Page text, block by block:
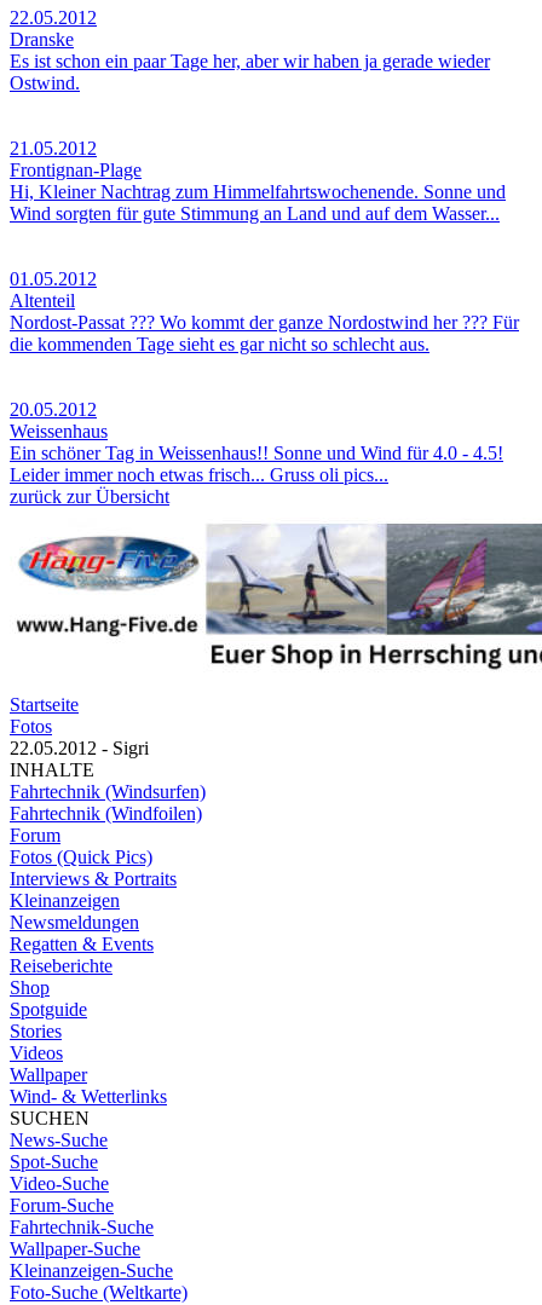
22.05.2012
Dranske
Es ist schon ein paar Tage her, aber wir haben ja gerade wieder
Ostwind.
21.05.2012
Frontignan-Plage
Hi, Kleiner Nachtrag zum Himmelfahrtswochenende. Sonne und
Wind sorgten für gute Stimmung an Land und auf dem Wasser...
01.05.2012
Altenteil
Nordost-Passat ??? Wo kommt der ganze Nordostwind her ??? Für
die kommenden Tage sieht es gar nicht so schlecht aus.
20.05.2012
Weissenhaus
Ein schöner Tag in Weissenhaus!! Sonne und Wind für 4.0 - 4.5!
Leider immer noch etwas frisch... Gruss oli pics...
zurück zur Übersicht
Startseite
Fotos
22.05.2012 - Sigri
INHALTE
Fahrtechnik (Windsurfen)
Fahrtechnik (Windfoilen)
Forum
Fotos (Quick Pics)
Interviews & Portraits
Kleinanzeigen
Newsmeldungen
Regatten & Events
Reiseberichte
Shop
Spotguide
Stories
Videos
Wallpaper
Wind- & Wetterlinks
SUCHEN
News-Suche
Spot-Suche
Video-Suche
Forum-Suche
Fahrtechnik-Suche
Wallpaper-Suche
Kleinanzeigen-Suche
Foto-Suche (Weltkarte)